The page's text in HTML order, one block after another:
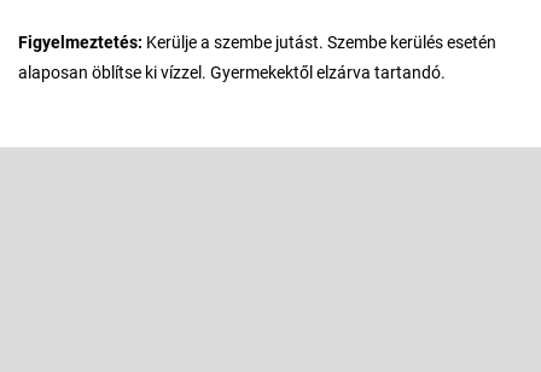
Figyelmeztetés: Kerülje a szembe jutást. Szembe kerülés esetén
alaposan öblítse ki vízzel. Gyermekektől elzárva tartandó.